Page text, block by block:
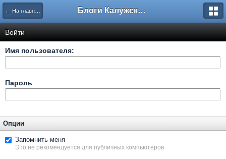
← На главную Блоги Калужского перекрестка
Войти
Имя пользователя:
Пароль
Опции
Запомнить меня
Это не рекомендуется для публичных компьютеров